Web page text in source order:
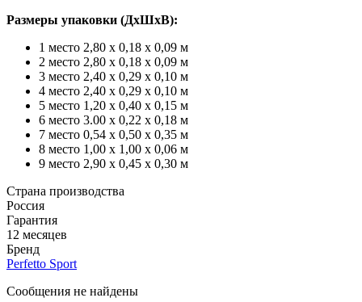
Размеры упаковки (ДхШхВ):
1 место 2,80 х 0,18 х 0,09 м
2 место 2,80 х 0,18 х 0,09 м
3 место 2,40 х 0,29 х 0,10 м
4 место 2,40 х 0,29 х 0,10 м
5 место 1,20 х 0,40 х 0,15 м
6 место 3.00 х 0,22 х 0,18 м
7 место 0,54 х 0,50 х 0,35 м
8 место 1,00 х 1,00 х 0,06 м
9 место 2,90 х 0,45 х 0,30 м
Страна производства
Россия
Гарантия
12 месяцев
Бренд
Perfetto Sport
Сообщения не найдены